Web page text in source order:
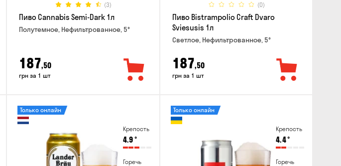
(3)
Пиво Cannabis Semi-Dark 1л
Полутемное, Нефильтрованное, 5°
187,50
грн за 1 шт
(0)
Пиво Bistrampolio Craft Dvaro
Sviesusis 1л
Светлое, Нефильтрованное, 5°
187,50
грн за 1 шт
Крепость
4.9°
Горечь
Только онлайн
Крепость
4.4°
Горечь
Только онлайн